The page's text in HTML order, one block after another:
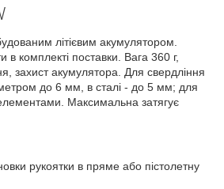
літієвим акумулятором.
в комплекті поставки. Вага 360 г,
захист акумулятора. Для свердління
до 6 мм, в сталі - до 5 мм; для
Максимальна затягує
рукоятки в пряме або пістолетну